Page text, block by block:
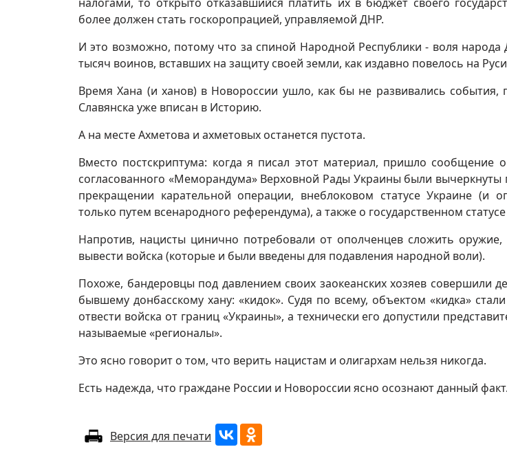
более должен стать госкоропрацией, управляемой ДНР.
И это возможно, потому что за спиной Народной Республики - воля народа
тысяч воинов, вставших на защиту своей земли, как издавно повелось на
Время Хана (и ханов) в Новороссии ушло, как бы не развивались события,
Славянска уже вписан в Историю.
А на месте Ахметова и ахметовых останется пустота.
Вместо постскриптума: когда я писал этот материал, пришло сообщение
согласованного «Меморандума» Верховной Рады Украины были
прекращении карательной операции, внеблоковом статусе Украине (и
только путем всенародного референдума), а также о государственном статусе
Напротив, нацисты цинично потребовали от ополченцев сложить
вывести войска (которые и были введены для подавления народной воли).
Похоже, бандеровцы под давлением своих заокеанских хозяев совершили
бывшему донбасскому хану: «кидок». Судя по всему, объектом «кидка»
отвести войска от границ «Украины», а технически его допустили
называемые «регионалы».
Это ясно говорит о том, что верить нацистам и олигархам нельзя никогда.
Есть надежда, что граждане России и Новороссии ясно осознают данный факт.
Версия для печати